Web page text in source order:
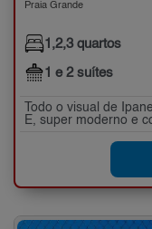
Praia Grande
1,2,3 quartos
1 e 2 suítes
Todo o visual de
E, super moderno e